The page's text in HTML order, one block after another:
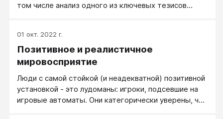
том числе анализ одного из ключевых тезисов
Показано, что позитивные психологи либо
действительно имеют, либо пытаются создать у
читателя представления о мире настолько
сколько-нибудь значимых злых намерений, которые
необходимо было бы учитывать в практике
позитивного отношения к миру и позитивного
01 окт. 2022 г.
Позитивное и реалистичное
мировосприятие
Люди с самой стойкой (и неадекватной) позитивной
установкой - это лудоманы: игроки, подсевшие на
игровые автоматы. Они категорически уверены, что